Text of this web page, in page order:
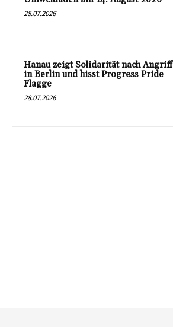
28.07.2026
Hanau zeigt Solidarität nach Angriff
in Berlin und hisst Progress Pride
Flagge
28.07.2026